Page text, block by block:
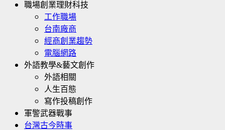
職場創業理財科技
工作職場
台南廠商
經商創業趨勢
電腦網路
外語教學&藝文創作
外語相關
人生百態
寫作投稿創作
軍警武器戰事
台灣古今時事